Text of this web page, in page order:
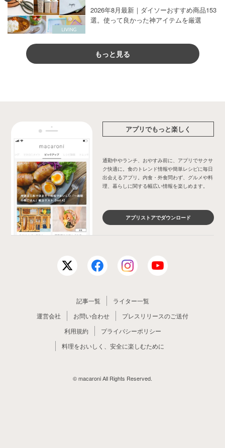
2026年8月最新｜ダイソーおすすめ商品153
選。使って良かった神アイテムを厳選
もっと見る
アプリでもっと楽しく
通勤中やランチ、おやすみ前に、アプリでサクサ
ク快適に。食のトレンド情報や簡単レシピに毎日
出会えるアプリ。内食・外食問わず、グルメや料
理、暮らしに関する幅広い情報を楽しめます。
アプリストアでダウンロード
記事一覧
ライター一覧
運営会社
お問い合わせ
プレスリリースのご送付
利用規約
プライバシーポリシー
料理をおいしく、安全に楽しむために
© macaroni All Rights Reserved.